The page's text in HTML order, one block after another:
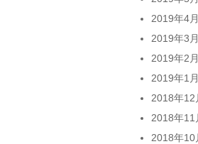
2019年4月
2019年3月
2019年2月
2019年1月
2018年12
2018年11
2018年10